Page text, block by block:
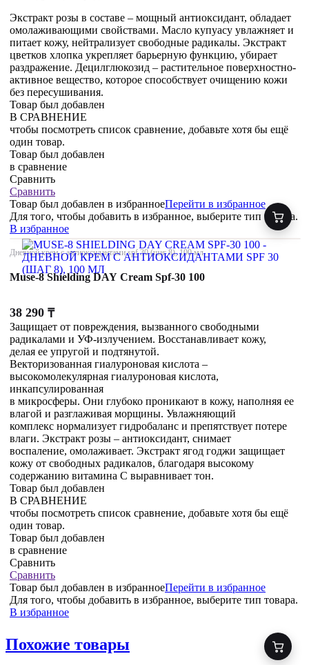
Экстракт розы в составе – мощный антиоксидант, обладает
омолаживающими свойствами. Масло купуасу увлажняет и
питает кожу, нейтрализует свободные радикалы. Экстракт
цветков хлопка укрепляет барьерную функцию, убирает
раздражение. Децилглюкозид – растительное поверхностно-
активное вещество, которое способствует очищению кожи
без пересушивания.
Товар был добавлен
В СРАВНЕНИЕ
чтобы посмотреть список сравнение, добавьте хотя бы ещё
один товар.
Товар был добавлен
в сравнение
Сравнить
Сравнить
Товар был добавлен в избранноеПерейти в избранное
Для того, чтобы добавить в избранное, выберите тип товара.
В избранное
Дневной крем с антиоксидантами spf 30 (шаг 8), 100 мл
Muse-8 Shielding DAY Cream Spf-30 100
38 290 ₸
Защищает от повреждения, вызванного свободными
радикалами и УФ-излучением. Восстанавливает кожу,
делая ее упругой и подтянутой.
Векторизованная гиалуроновая кислота –
высокомолекулярная гиалуроновая кислота,
инкапсулированная
в микросферы. Они глубоко проникают в кожу, наполняя ее
влагой и разглаживая морщины. Увлажняющий
комплекс нормализует гидробаланс и препятствует потере
влаги. Экстракт розы – антиоксидант, снимает
воспаление, омолаживает. Экстракт ягод годжи защищает
кожу от свободных радикалов, благодаря высокому
содержанию витамина С выравнивает тон.
Товар был добавлен
В СРАВНЕНИЕ
чтобы посмотреть список сравнение, добавьте хотя бы ещё
один товар.
Товар был добавлен
в сравнение
Сравнить
Сравнить
Товар был добавлен в избранноеПерейти в избранное
Для того, чтобы добавить в избранное, выберите тип товара.
В избранное
Похожие товары